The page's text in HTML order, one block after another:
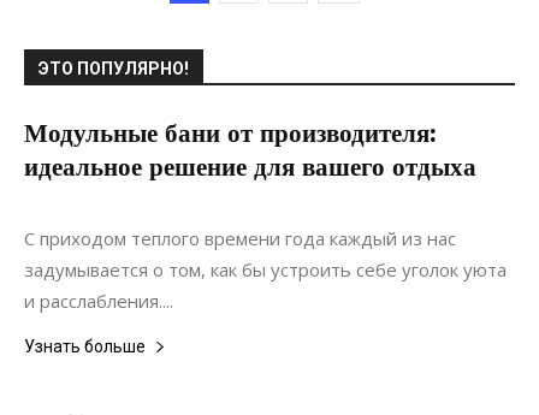
ЭТО ПОПУЛЯРНО!
Модульные бани от производителя:
идеальное решение для вашего отдыха
26.07.2022
С приходом теплого времени года каждый из нас
задумывается о том, как бы устроить себе уголок уюта
и расслабления....
Узнать больше